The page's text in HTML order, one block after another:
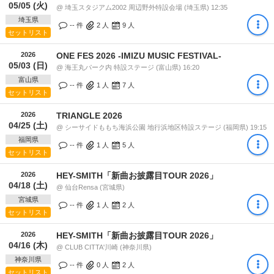
05/05 (火)
埼玉県
セットリスト
@ 埼玉スタジアム2002 周辺野外特設会場 (埼玉県) 12:35
-- 件 2 人 9 人
2026
05/03 (日)
富山県
セットリスト
ONE FES 2026 -IMIZU MUSIC FESTIVAL-
@ 海王丸パーク内 特設ステージ (富山県) 16:20
-- 件 1 人 7 人
2026
04/25 (土)
福岡県
セットリスト
TRIANGLE 2026
@ シーサイドももち海浜公園 地行浜地区特設ステージ (福岡県) 19:15
-- 件 1 人 5 人
2026
04/18 (土)
宮城県
セットリスト
HEY-SMITH「新曲お披露目TOUR 2026」
@ 仙台Rensa (宮城県)
-- 件 1 人 2 人
2026
04/16 (木)
神奈川県
セットリスト
HEY-SMITH「新曲お披露目TOUR 2026」
@ CLUB CITTA'川崎 (神奈川県)
-- 件 0 人 2 人